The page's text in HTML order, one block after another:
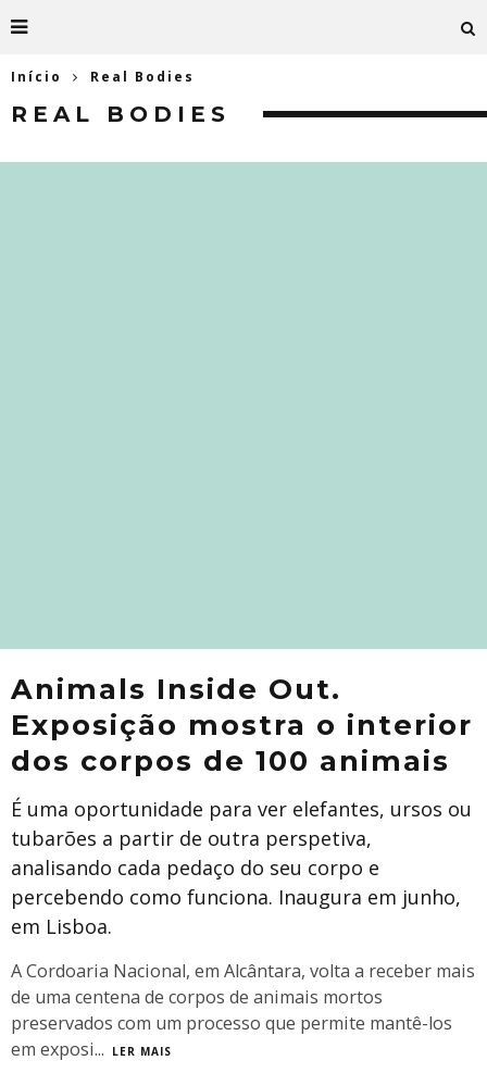
Início Real Bodies
REAL BODIES
Animals Inside Out.
Exposição mostra o interior
dos corpos de 100 animais
É uma oportunidade para ver elefantes, ursos ou
tubarões a partir de outra perspetiva,
analisando cada pedaço do seu corpo e
percebendo como funciona. Inaugura em junho,
em Lisboa.
A​ Cordoaria Nacional, em Alcântara, volta a receber mais
de uma centena de corpos de animais mortos
preservados com um processo que permite mantê-los
em exposi... LER MAIS